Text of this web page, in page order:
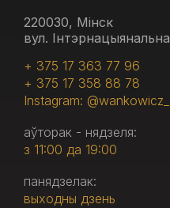
220030, Мінск
вул.
+ 375 17 363 77 96
+ 375 17 358 88 78
Instagram:
аўторак - нядзеля:
з 11:00 да 19:00
панядзелак:
выходны дзень